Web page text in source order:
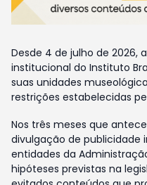
Desde 4 de julho de 2026,
institucional do Instituto
suas unidades
restrições estabelecidas
Nos três meses que
divulgação de publicidade
entidades da
hipóteses previstas na